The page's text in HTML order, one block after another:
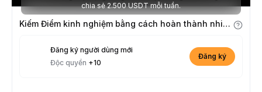
chia sẻ 2.500 USDT mỗi tuần.
Kiếm Điểm kinh nghiệm bằng cách hoàn thành nhiệm vụ
Đăng ký người dùng mới
Độc quyền +10
Đăng ký